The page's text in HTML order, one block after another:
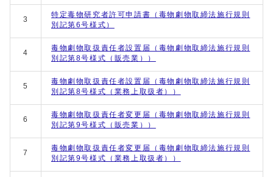
3
特定毒物研究者許可申請書（毒物劇物取締法施行規則
別記第6号様式）
4
毒物劇物取扱責任者設置届（毒物劇物取締法施行規則
別記第8号様式（販売業））
5
毒物劇物取扱責任者設置届（毒物劇物取締法施行規則
別記第8号様式（業務上取扱者））
6
毒物劇物取扱責任者変更届（毒物劇物取締法施行規則
別記第9号様式（販売業））
7
毒物劇物取扱責任者変更届（毒物劇物取締法施行規則
別記第9号様式（業務上取扱者））